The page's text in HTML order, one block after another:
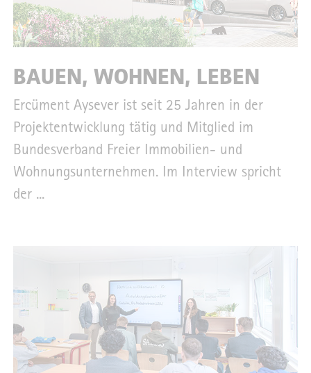
BAUEN, WOHNEN, LEBEN
Ercüment Aysever ist seit 25 Jahren in der
Projektentwicklung tätig und Mitglied im
Bundesverband Freier Immobilien- und
Wohnungsunternehmen. Im Interview spricht
der ...